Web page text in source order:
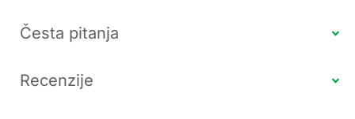
Česta pitanja
Recenzije